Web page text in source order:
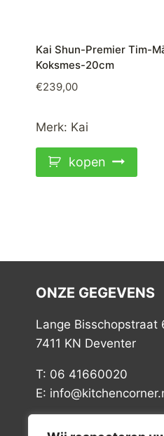
Kai Shun-Premier Tim-
Koksmes-20cm
€239,00
Merk: Kai
kopen
ONZE GEGEVENS
Lange Bisschopstraat
7411 KN Deventer
T: 06 41660020
E: